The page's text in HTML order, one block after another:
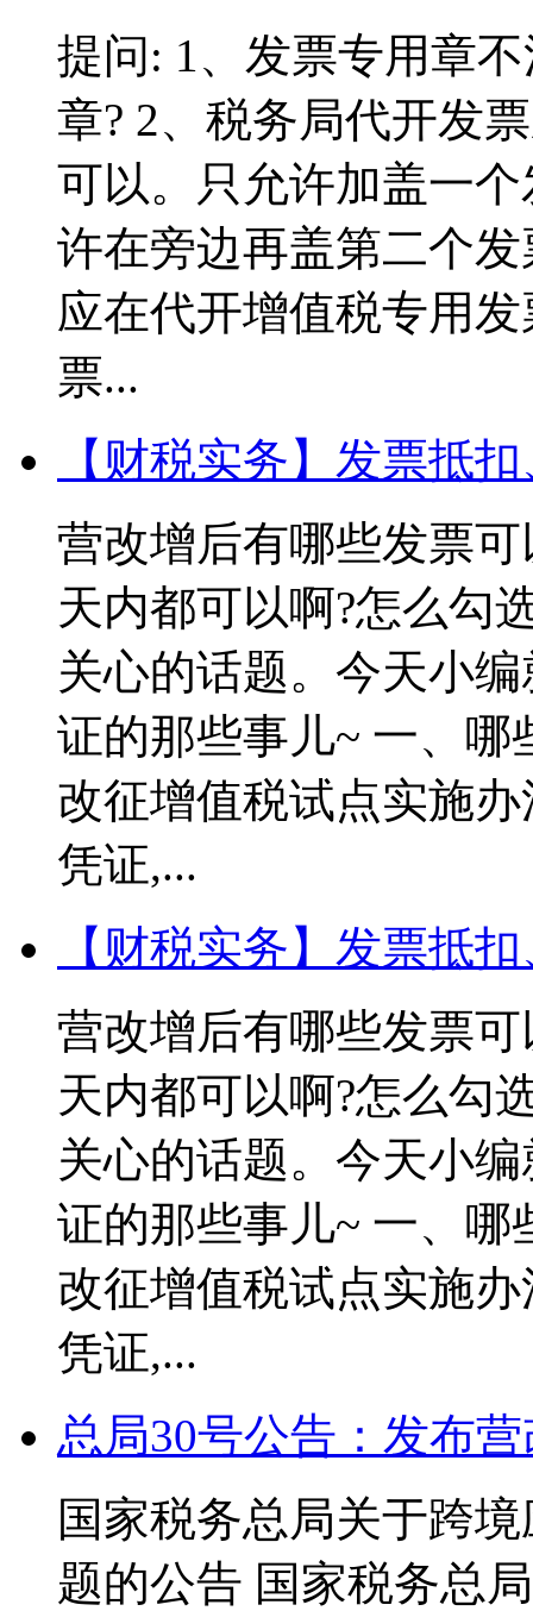
提问: 1、发票专用章
章? 2、税务局代开发
可以。只允许加盖一
许在旁边再盖第二个
应在代开增值税专用
票...
【财税实务】发票抵
营改增后有哪些发票
天内都可以啊?怎么勾
关心的话题。今天小
证的那些事儿~ 一、哪
改征增值税试点实施
凭证,...
【财税实务】发票抵
营改增后有哪些发票
天内都可以啊?怎么勾
关心的话题。今天小
证的那些事儿~ 一、哪
改征增值税试点实施
凭证,...
总局30号公告：发布
国家税务总局关于跨
题的公告 国家税务总